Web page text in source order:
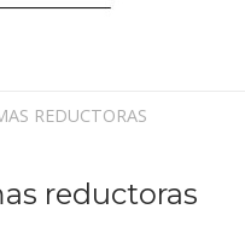
REDUCTORAS
reductoras